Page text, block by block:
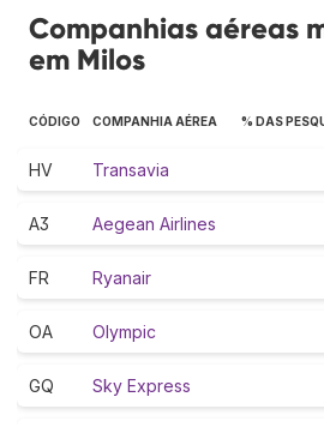
Companhias aéreas
em Milos
CÓDIGO COMPANHIA AÉREA % DAS
HV Transavia
A3 Aegean Airlines
FR Ryanair
OA Olympic
GQ Sky Express